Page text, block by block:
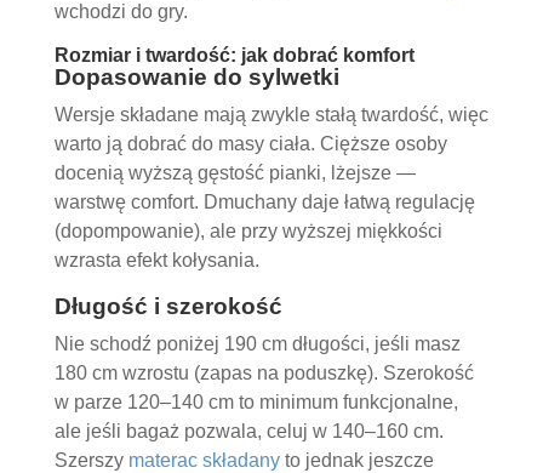
wchodzi do gry.
Rozmiar i twardość: jak dobrać komfort
Dopasowanie do sylwetki
Wersje składane mają zwykle stałą twardość, więc
warto ją dobrać do masy ciała. Cięższe osoby
docenią wyższą gęstość pianki, lżejsze —
warstwę comfort. Dmuchany daje łatwą regulację
(dopompowanie), ale przy wyższej miękkości
wzrasta efekt kołysania.
Długość i szerokość
Nie schodź poniżej 190 cm długości, jeśli masz
180 cm wzrostu (zapas na poduszkę). Szerokość
w parze 120–140 cm to minimum funkcjonalne,
ale jeśli bagaż pozwala, celuj w 140–160 cm.
Szerszy materac składanyto jednak jeszcze